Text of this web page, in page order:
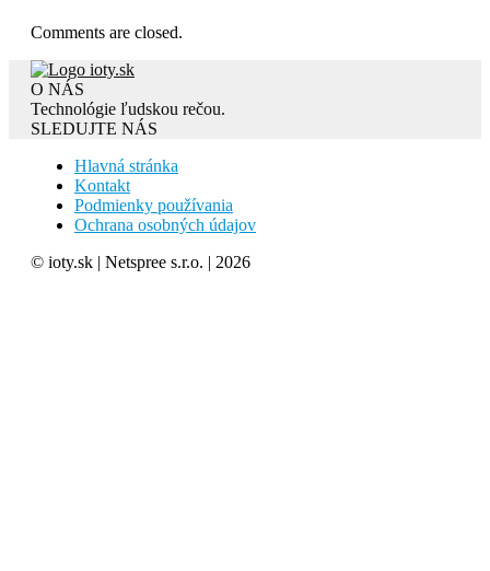
Comments are closed.
O NÁS
Technológie ľudskou rečou.
SLEDUJTE NÁS
Hlavná stránka
Kontakt
Podmienky používania
Ochrana osobných údajov
© ioty.sk | Netspree s.r.o. | 2026